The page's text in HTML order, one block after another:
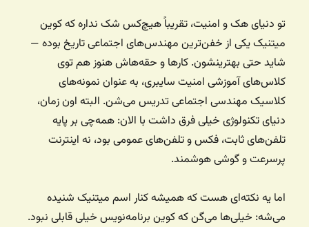
تو دنیای هک و امنیت، تقریباً هیچ‌کس شک نداره که کوین
میتنیک یکی از خفن‌ترین مهندس‌های اجتماعی تاریخ بوده —
شاید حتی بهترینشون. کارها و حقه‌هاش هنوز هم توی
کلاس‌های آموزشی امنیت سایبری، به عنوان نمونه‌های
کلاسیک مهندسی اجتماعی تدریس می‌شن. البته اون زمان،
دنیای تکنولوژی خیلی فرق داشت با الان: همه‌چی بر پایه
تلفن‌های ثابت، فکس و تلفن‌های عمومی بود، نه اینترنت
پرسرعت و گوشی هوشمند.
اما یه نکته‌ای هست که همیشه کنار اسم میتنیک شنیده
می‌شه: خیلی‌ها می‌گن که کوین برنامه‌نویس خیلی قابلی نبود.